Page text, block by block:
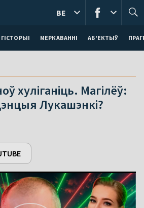
ГІСТОРЫІ МЕРКАВАННI АБ'ЕКТЫЎ
BE
хуліганіць. Магілёў:
Лукашэнкі?